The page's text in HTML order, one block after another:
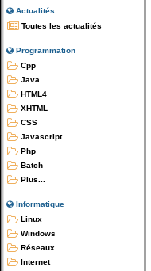
Actualités
Toutes les actualités
Programmation
Cpp
Java
HTML4
XHTML
CSS
Javascript
Php
Batch
Plus...
Informatique
Linux
Windows
Réseaux
Internet